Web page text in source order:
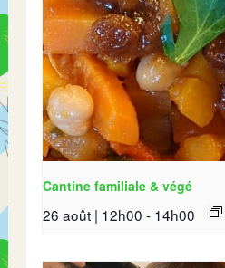
Cantine familiale & végé
26 août | 12h00 - 14h00